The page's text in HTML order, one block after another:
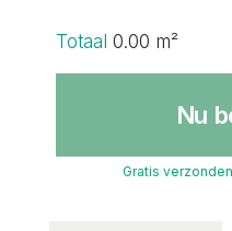
Totaal 0.00 m²
Nu
Gratis